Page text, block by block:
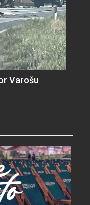
Varošu